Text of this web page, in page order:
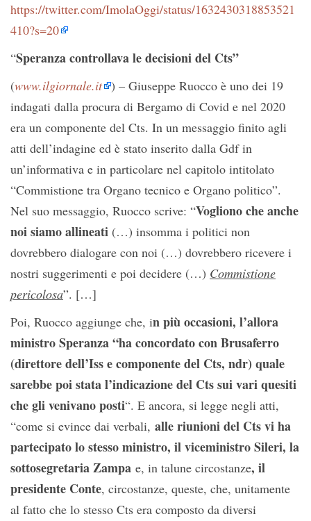
https://twitter.com/ImolaOggi/status/1632430318853521
410?s=20
“Speranza controllava le decisioni del Cts”
(www.ilgiornale.it ) – Giuseppe Ruocco è uno dei 19
indagati dalla procura di Bergamo di Covid e nel 2020
era un componente del Cts. In un messaggio finito agli
atti dell’indagine ed è stato inserito dalla Gdf in
un’informativa e in particolare nel capitolo intitolato
“Commistione tra Organo tecnico e Organo politico”.
Nel suo messaggio, Ruocco scrive: “Vogliono che anche
noi siamo allineati (…) insomma i politici non
dovrebbero dialogare con noi (…) dovrebbero ricevere i
nostri suggerimenti e poi decidere (…) Commistione
pericolosa”. […]
Poi, Ruocco aggiunge che, in più occasioni, l’allora
ministro Speranza “ha concordato con Brusaferro
(direttore dell’Iss e componente del Cts, ndr) quale
sarebbe poi stata l’indicazione del Cts sui vari quesiti
che gli venivano posti“. E ancora, si legge negli atti,
“come si evince dai verbali, alle riunioni del Cts vi ha
partecipato lo stesso ministro, il viceministro Sileri, la
sottosegretaria Zampa e, in talune circostanze, il
presidente Conte, circostanze, queste, che, unitamente
al fatto che lo stesso Cts era composto da diversi